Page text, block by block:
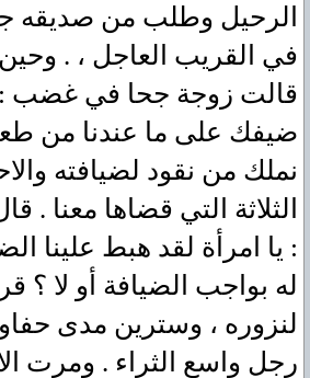
الرحيل وطلب من صديقه
في القريب العاجل ، .
قالت زوجة جحا في غضب
ضيفك على ما عندنا من
نملك من نقود لضيافته
الثلاثة التي قضاها معنا
: يا امرأة لقد هبط علينا
له بواجب الضيافة أو لا ؟
لنزوره ، وسترين مدى
رجل واسع الثراء . ومرت